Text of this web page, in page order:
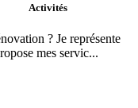
Activités
? Je représente
mes servic...